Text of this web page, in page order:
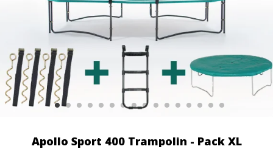
Apollo Sport 400 Trampolin - Pack XL